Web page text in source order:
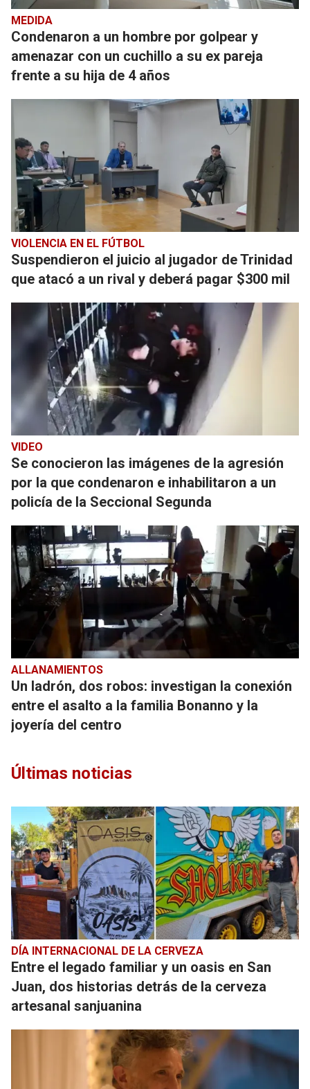
MEDIDA
Condenaron a un hombre por golpear y
amenazar con un cuchillo a su ex pareja
frente a su hija de 4 años
VIOLENCIA EN EL FÚTBOL
Suspendieron el juicio al jugador de Trinidad
que atacó a un rival y deberá pagar $300 mil
VIDEO
Se conocieron las imágenes de la agresión
por la que condenaron e inhabilitaron a un
policía de la Seccional Segunda
ALLANAMIENTOS
Un ladrón, dos robos: investigan la conexión
entre el asalto a la familia Bonanno y la
joyería del centro
Últimas noticias
DÍA INTERNACIONAL DE LA CERVEZA
Entre el legado familiar y un oasis en San
Juan, dos historias detrás de la cerveza
artesanal sanjuanina